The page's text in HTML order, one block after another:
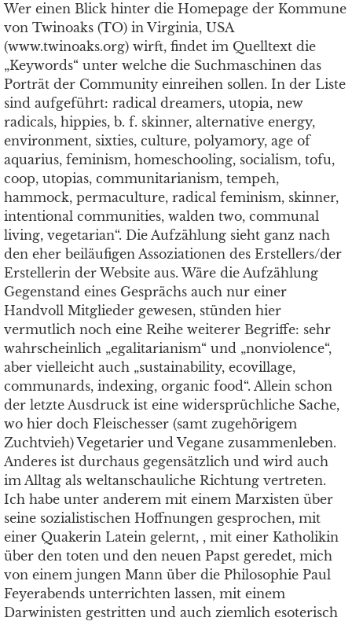
Wer einen Blick hinter die Homepage der Kommune
von Twinoaks (TO) in Virginia, USA
(www.twinoaks.org) wirft, findet im Quelltext die
„Keywords“ unter welche die Suchmaschinen das
Porträt der Community einreihen sollen. In der Liste
sind aufgeführt: radical dreamers, utopia, new
radicals, hippies, b. f. skinner, alternative energy,
environment, sixties, culture, polyamory, age of
aquarius, feminism, homeschooling, socialism, tofu,
coop, utopias, communitarianism, tempeh,
hammock, permaculture, radical feminism, skinner,
intentional communities, walden two, communal
living, vegetarian“. Die Aufzählung sieht ganz nach
den eher beiläufigen Assoziationen des Erstellers/der
Erstellerin der Website aus. Wäre die Aufzählung
Gegenstand eines Gesprächs auch nur einer
Handvoll Mitglieder gewesen, stünden hier
vermutlich noch eine Reihe weiterer Begriffe: sehr
wahrscheinlich „egalitarianism“ und „nonviolence“,
aber vielleicht auch „sustainability, ecovillage,
communards, indexing, organic food“. Allein schon
der letzte Ausdruck ist eine widersprüchliche Sache,
wo hier doch Fleischesser (samt zugehörigem
Zuchtvieh) Vegetarier und Vegane zusammenleben.
Anderes ist durchaus gegensätzlich und wird auch
im Alltag als weltanschauliche Richtung vertreten.
Ich habe unter anderem mit einem Marxisten über
seine sozialistischen Hoffnungen gesprochen, mit
einer Quakerin Latein gelernt, , mit einer Katholikin
über den toten und den neuen Papst geredet, mich
von einem jungen Mann über die Philosophie Paul
Feyerabends unterrichten lassen, mit einem
Darwinisten gestritten und auch ziemlich esoterisch